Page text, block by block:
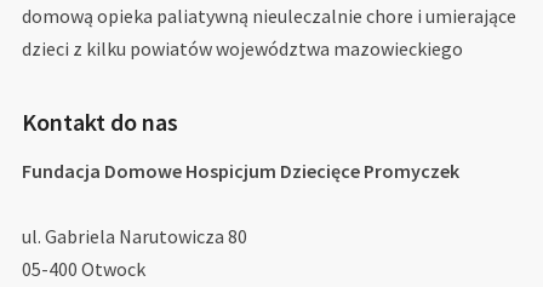
domową opieka paliatywną nieuleczalnie chore i umierające
dzieci z kilku powiatów województwa mazowieckiego
Kontakt do nas
Fundacja Domowe Hospicjum Dziecięce Promyczek
ul. Gabriela Narutowicza 80
05-400 Otwock